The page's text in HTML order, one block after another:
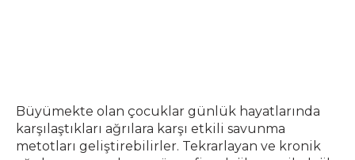
Büyümekte olan çocuklar günlük hayatlarında
karşılaştıkları ağrılara karşı etkili savunma
metotları geliştirebilirler. Tekrarlayan ve kronik